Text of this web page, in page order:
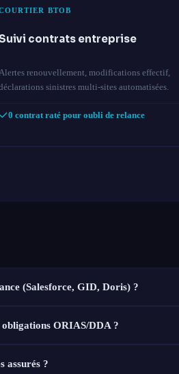
BTOB
contrats entreprise
renouvellement, modifications effectif,
sinistres multi-sites automatisées.
0 contrat raté pour oubli de relance
(Salesforce, GID, Doris) ?
ORIAS/DDA ?
assurés ?